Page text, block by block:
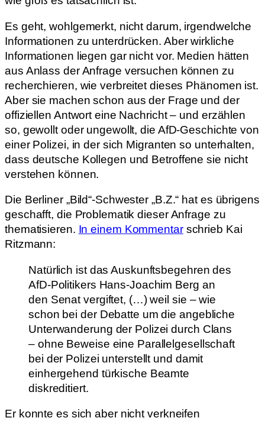
Es geht, wohlgemerkt, nicht darum, irgendwelche
Informationen zu unterdrücken. Aber wirkliche
Informationen liegen gar nicht vor. Medien hätten
aus Anlass der Anfrage versuchen können zu
recherchieren, wie verbreitet dieses Phänomen ist.
Aber sie machen schon aus der Frage und der
offiziellen Antwort eine Nachricht – und erzählen
so, gewollt oder ungewollt, die AfD-Geschichte von
einer Polizei, in der sich Migranten so unterhalten,
dass deutsche Kollegen und Betroffene sie nicht
verstehen können.
Die Berliner „Bild“-Schwester „B.Z.“ hat es übrigens
geschafft, die Problematik dieser Anfrage zu
thematisieren. In einem Kommentarschrieb Kai
Ritzmann:
Natürlich ist das Auskunftsbegehren des
AfD-Politikers Hans-Joachim Berg an
den Senat vergiftet, (…) weil sie – wie
schon bei der Debatte um die angebliche
Unterwanderung der Polizei durch Clans
– ohne Beweise eine Parallelgesellschaft
bei der Polizei unterstellt und damit
einhergehend türkische Beamte
diskreditiert.
Er konnte es sich aber nicht verkneifen